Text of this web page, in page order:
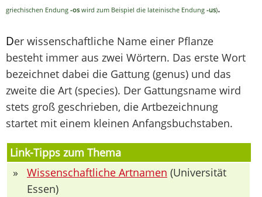
griechischen Endung -os wird zum Beispiel die lateinische Endung -us).
Der wissenschaftliche Name einer Pflanze
besteht immer aus zwei Wörtern. Das erste Wort
bezeichnet dabei die Gattung (genus) und das
zweite die Art (species). Der Gattungsname wird
stets groß geschrieben, die Artbezeichnung
startet mit einem kleinen Anfangsbuchstaben.
Link-Tipps zum Thema
»
Wissenschaftliche Artnamen (Universität
Essen)